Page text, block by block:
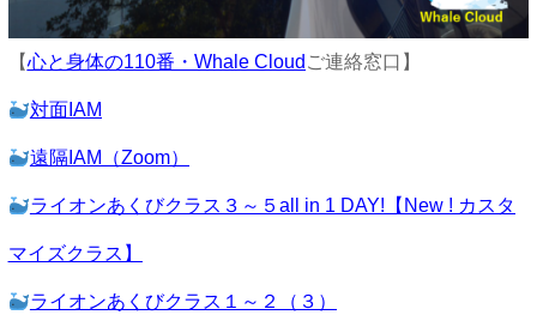
【心と身体の110番・Whale Cloud ご連絡窓口】
対面IAM
遠隔IAM（Zoom）
ライオンあくびクラス３～５all in 1 DAY!【New ! カスタ
マイズクラス】
ライオンあくびクラス１～２（３）